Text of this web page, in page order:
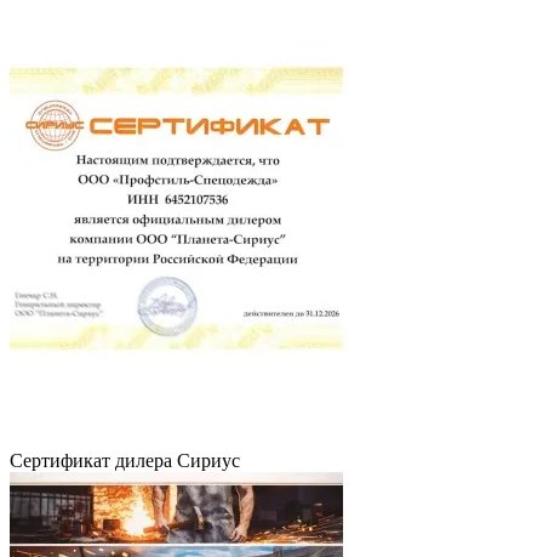
Сертификат дилера Сириус